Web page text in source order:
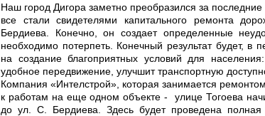
Наш город Дигора заметно преобразился за
все стали свидетелями капитального ремонта
Бердиева. Конечно, он создает определенные
необходимо потерпеть. Конечный результат будет, в
на создание благоприятных условий для
удобное передвижение, улучшит транспортную
Компания «Интелстрой», которая занимается ремонтом
к работам на еще одном объекте - улице Тогоева
до ул. С. Бердиева. Здесь будет проведена полная